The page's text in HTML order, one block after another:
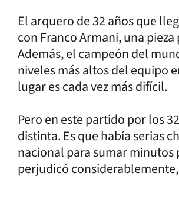
El arquero de 32 años que
con Franco Armani, una
Además, el campeón del
niveles más altos del equipo
lugar es cada vez más difícil.
Pero en este partido por los
distinta. Es que había serias
nacional para sumar minutos
perjudicó